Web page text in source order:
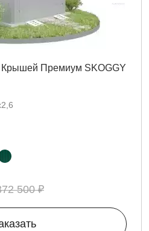
Крышей Премиум SKOGGY
500 ₽